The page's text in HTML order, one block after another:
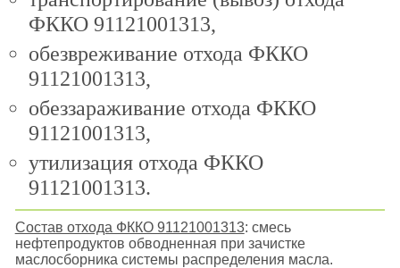
ФККО 91121001313,
обезвреживание отхода ФККО
91121001313,
обеззараживание отхода ФККО
91121001313,
утилизация отхода ФККО
91121001313.
Состав отхода ФККО 91121001313: смесь
нефтепродуктов обводненная при зачистке
маслосборника системы распределения масла.